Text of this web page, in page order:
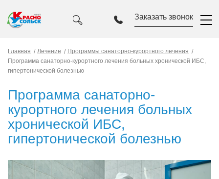
Заказать звонок
Главная Лечение
Программы санаторно-курортного лечения
Программа санаторно-курортного лечения больных хронической ИБС,
гипертонической болезнью
Программа санаторно-
курортного лечения больных
хронической ИБС,
гипертонической болезнью